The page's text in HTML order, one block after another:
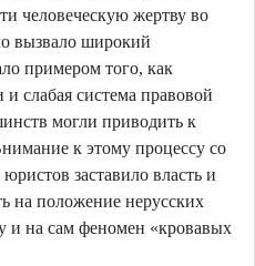
человеческую жертву во
вызвало широкий
примером того, как
и слабая система правовой
могли приводить к
к этому процессу со
заставило власть и
на положение нерусских
и на сам феномен «кровавых